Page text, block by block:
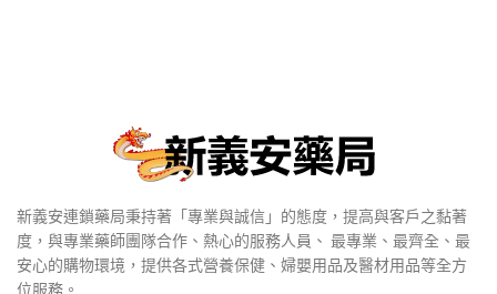
新義安連鎖藥局秉持著「專業與誠信」的態度，提高與客戶之黏著
度，與專業藥師團隊合作、熱心的服務人員、 最專業、最齊全、最
安心的購物環境，提供各式營養保健、婦嬰用品及醫材用品等全方
位服務。